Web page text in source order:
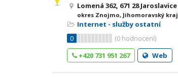
Lomená 362, 671 28 Jaroslavice
okres Znojmo, Jihomoravský kraj
Internet - služby ostatní
0
(0 hodnocení)
+420 731 951 267
Web